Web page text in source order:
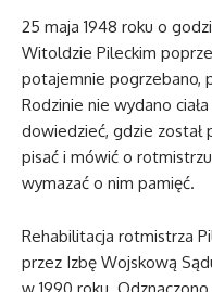
25 maja 1948 roku o
Witoldzie Pileckim
potajemnie pogrzebano,
Rodzinie nie wydano
dowiedzieć, gdzie został
pisać i mówić o
wymazać o nim pamięć.
Rehabilitacja rotmistrza
przez Izbę Wojskową